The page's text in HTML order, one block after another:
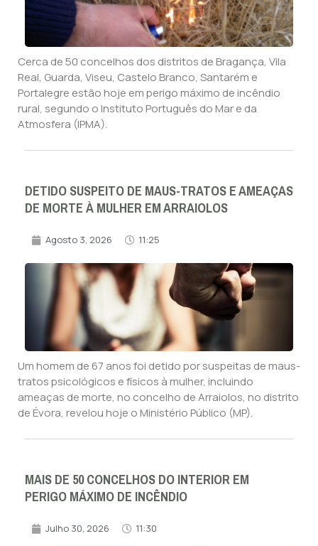
Cerca de 50 concelhos dos distritos de Bragança, Vila
Real, Guarda, Viseu, Castelo Branco, Santarém e
Portalegre estão hoje em perigo máximo de incêndio
rural, segundo o Instituto Português do Mar e da
Atmosfera (IPMA).
DETIDO SUSPEITO DE MAUS-TRATOS E AMEAÇAS
DE MORTE À MULHER EM ARRAIOLOS
Agosto 3, 2026 11:25
Um homem de 67 anos foi detido por suspeitas de maus-
tratos psicológicos e físicos à mulher, incluindo
ameaças de morte, no concelho de Arraiolos, no distrito
de Évora, revelou hoje o Ministério Público (MP).
MAIS DE 50 CONCELHOS DO INTERIOR EM
PERIGO MÁXIMO DE INCÊNDIO
Julho 30, 2026 11:30